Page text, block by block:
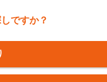
ですか？